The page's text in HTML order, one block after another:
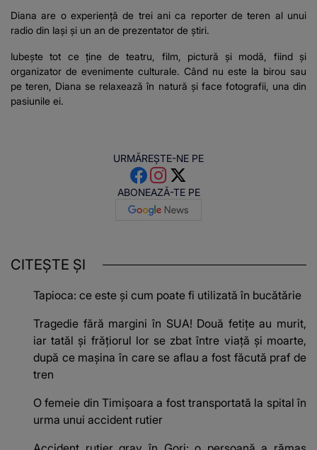
Diana are o experiență de trei ani ca reporter de teren al unui
radio din Iași și un an de prezentator de știri.
Iubește tot ce ține de teatru, film, pictură și modă, fiind și
organizator de evenimente culturale. Când nu este la birou sau
pe teren, Diana se relaxează în natură și face fotografii, una din
pasiunile ei.
URMĂREȘTE-NE PE
ABONEAZĂ-TE PE
CITEȘTE ȘI
Tapioca: ce este și cum poate fi utilizată în bucătărie
Tragedie fără margini în SUA! Două fetițe au murit,
iar tatăl și frățiorul lor se zbat între viață și moarte,
după ce mașina în care se aflau a fost făcută praf de
tren
O femeie din Timișoara a fost transportată la spital în
urma unui accident rutier